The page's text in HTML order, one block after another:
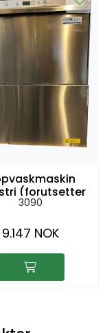
(forutsetter
eller benk)
3090
9.147 NOK